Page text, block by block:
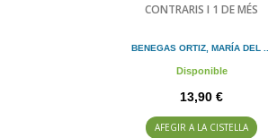
CONTRARIS I 1 DE MÉS
BENEGAS ORTIZ, MARÍA DEL ...
Disponible
13,90 €
AFEGIR A LA CISTELLA